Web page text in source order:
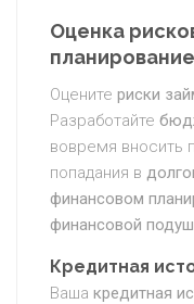
Оценка
планирование
Оцените риски
Разработайте
вовремя вносить
попадания в
финансовом
финансовой
Кредитная
Ваша кредитная